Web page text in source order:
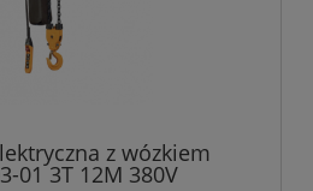
z wózkiem
01 3T 12M 380V